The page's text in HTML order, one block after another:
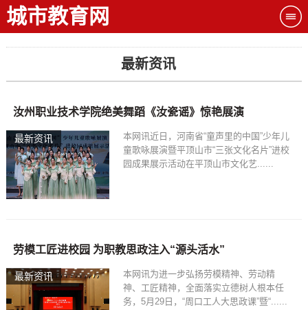
城市教育网
最新资讯
最新资讯
汝州职业技术学院绝美舞蹈《汝瓷谣》惊艳展演
本网讯近日，河南省“童声里的中国”少年儿
童歌咏展演暨平顶山市“三张文化名片”进校
园成果展示活动在平顶山市文化艺......
最新资讯
劳模工匠进校园 为职教思政注入“源头活水”
本网讯为进一步弘扬劳模精神、劳动精
神、工匠精神，全面落实立德树人根本任
务，5月29日，“周口工人大思政课”暨“......